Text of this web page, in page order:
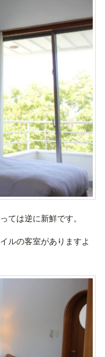
ては逆に新鮮です。
ルの客室がありますよ